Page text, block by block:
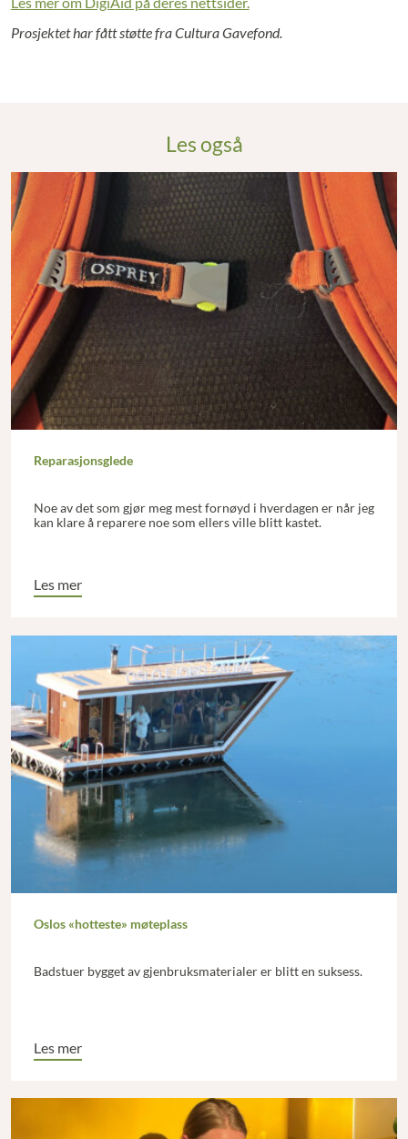
Prosjektet har fått støtte fra Cultura Gavefond.
Les også
Reparasjonsglede
Noe av det som gjør meg mest fornøyd i hverdagen er når jeg
kan klare å reparere noe som ellers ville blitt kastet.
Les mer
Oslos «hotteste» møteplass
Badstuer bygget av gjenbruksmaterialer er blitt en suksess.
Les mer